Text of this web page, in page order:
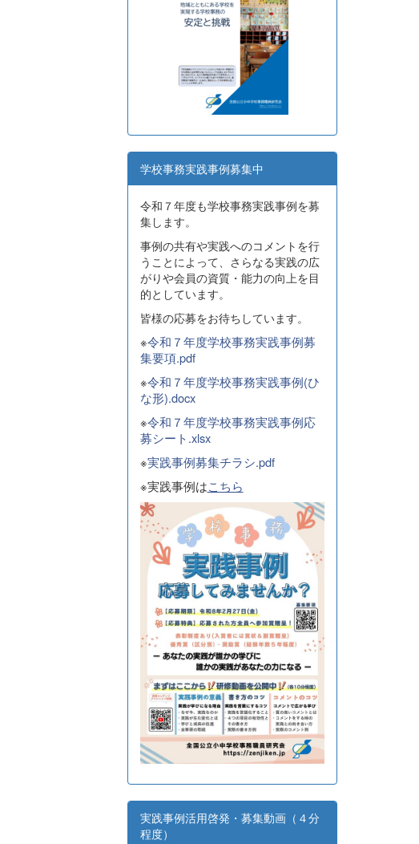
学校事務実践事例募集中
令和７年度も学校事務実践事例を募
集します。
事例の共有や実践へのコメントを行
うことによって、さらなる実践の広
がりや会員の資質・能力の向上を目
的としています。
皆様の応募をお待ちしています。
※令和７年度学校事務実践事例募
集要項.pdf
※令和７年度学校事務実践事例(ひ
な形).docx
※令和７年度学校事務実践事例応
募シート.xlsx
※実践事例募集チラシ.pdf
※実践事例はこちら
実践事例活用啓発・募集動画（４分
程度）